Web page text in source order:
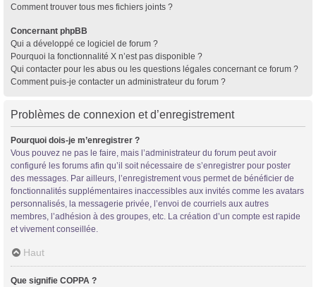
Comment trouver tous mes fichiers joints ?
Concernant phpBB
Qui a développé ce logiciel de forum ?
Pourquoi la fonctionnalité X n’est pas disponible ?
Qui contacter pour les abus ou les questions légales concernant ce forum ?
Comment puis-je contacter un administrateur du forum ?
Problèmes de connexion et d’enregistrement
Pourquoi dois-je m’enregistrer ?
Vous pouvez ne pas le faire, mais l’administrateur du forum peut avoir
configuré les forums afin qu’il soit nécessaire de s’enregistrer pour poster
des messages. Par ailleurs, l’enregistrement vous permet de bénéficier de
fonctionnalités supplémentaires inaccessibles aux invités comme les avatars
personnalisés, la messagerie privée, l’envoi de courriels aux autres
membres, l’adhésion à des groupes, etc. La création d’un compte est rapide
et vivement conseillée.
Haut
Que signifie COPPA ?